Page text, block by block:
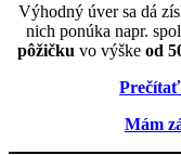
Výhodný úver sa dá
nich ponúka napr.
pôžičku vo výške od
Prečítať
Mám